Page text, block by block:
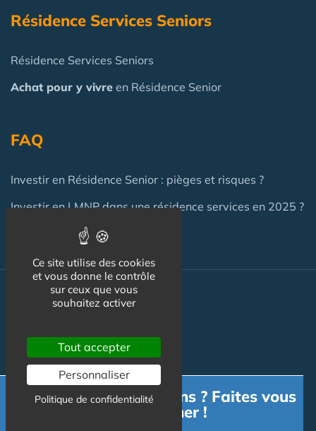
Résidence Services Seniors
Résidence Services Seniors
Achat pour y vivre en Résidence Senior
FAQ
Investir en Résidence Senior : pièges et risques ?
Investir en LMNP dans une résidence services en 2025 ?
Actualité
Actualité
Flux RSS
Newsletter
Besoin d'informations ? Faites vous
accompagner !
Ce site utilise des cookies
et vous donne le contrôle
sur ceux que vous
souhaitez activer
Tout accepter
Personnaliser
Politique de confidentialité